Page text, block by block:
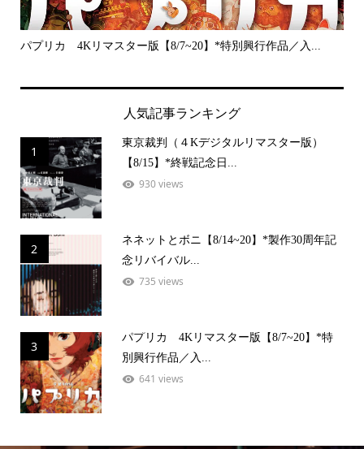
パプリカ 4Kリマスター版【8/7~20】*特別興行作品／入...
人気記事ランキング
1
東京裁判（４Kデジタルリマスター版）
【8/15】*終戦記念日...
930 views
2
ネネットとボニ【8/14~20】*製作30周年記
念リバイバル...
735 views
3
パプリカ 4Kリマスター版【8/7~20】*特
別興行作品／入...
641 views